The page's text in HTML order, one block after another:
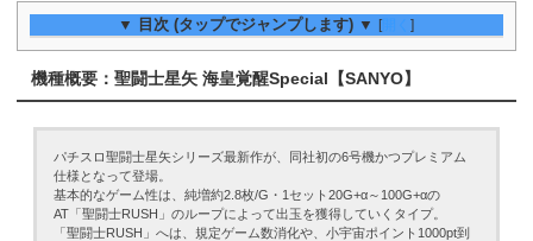
▼ 目次 (タップでジャンプします) ▼ [開く]
機種概要：聖闘士星矢 海皇覚醒Special【SANYO】
パチスロ聖闘士星矢シリーズ最新作が、同社初の6号機かつプレミアム
仕様となって登場。
基本的なゲーム性は、純増約2.8枚/G・1セット20G+α～100G+αの
AT「聖闘士RUSH」のループによって出玉を獲得していくタイプ。
「聖闘士RUSH」へは、規定ゲーム数消化や、小宇宙ポイント1000pt到